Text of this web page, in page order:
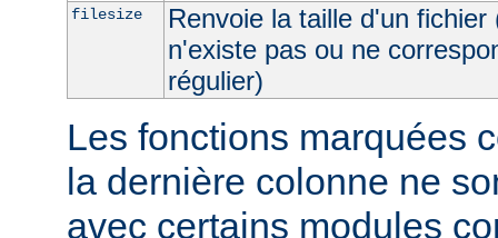
filesize
Renvoie la taille d'un
n'existe pas ou ne
régulier)
Les fonctions marquées
la dernière colonne ne
avec certains modules